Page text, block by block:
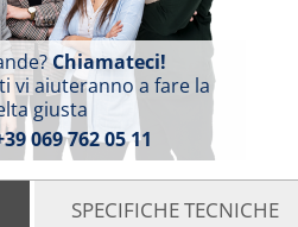
Chiamateci!
vi aiuteranno a fare la
giusta
069 762 05 11
SPECIFICHE TECNICHE